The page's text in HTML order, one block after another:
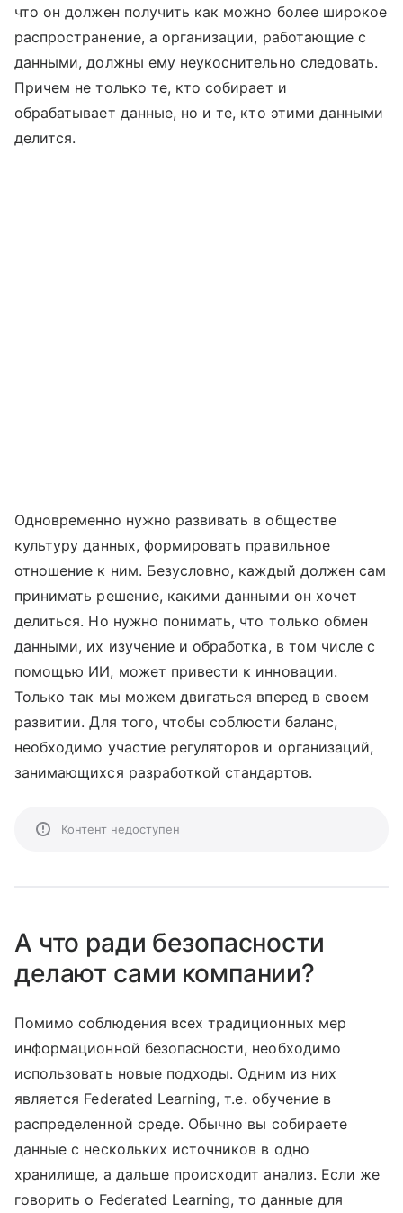
что он должен получить как можно более широкое
распространение, а организации, работающие с
данными, должны ему неукоснительно следовать.
Причем не только те, кто собирает и
обрабатывает данные, но и те, кто этими данными
делится.
Одновременно нужно развивать в обществе
культуру данных, формировать правильное
отношение к ним. Безусловно, каждый должен сам
принимать решение, какими данными он хочет
делиться. Но нужно понимать, что только обмен
данными, их изучение и обработка, в том числе с
помощью ИИ, может привести к инновации.
Только так мы можем двигаться вперед в своем
развитии. Для того, чтобы соблюсти баланс,
необходимо участие регуляторов и организаций,
занимающихся разработкой стандартов.
Контент недоступен
А что ради безопасности
делают сами компании?
Помимо соблюдения всех традиционных мер
информационной безопасности, необходимо
использовать новые подходы. Одним из них
является Federated Learning, т.е. обучение в
распределенной среде. Обычно вы собираете
данные с нескольких источников в одно
хранилище, а дальше происходит анализ. Если же
говорить о Federated Learning, то данные для